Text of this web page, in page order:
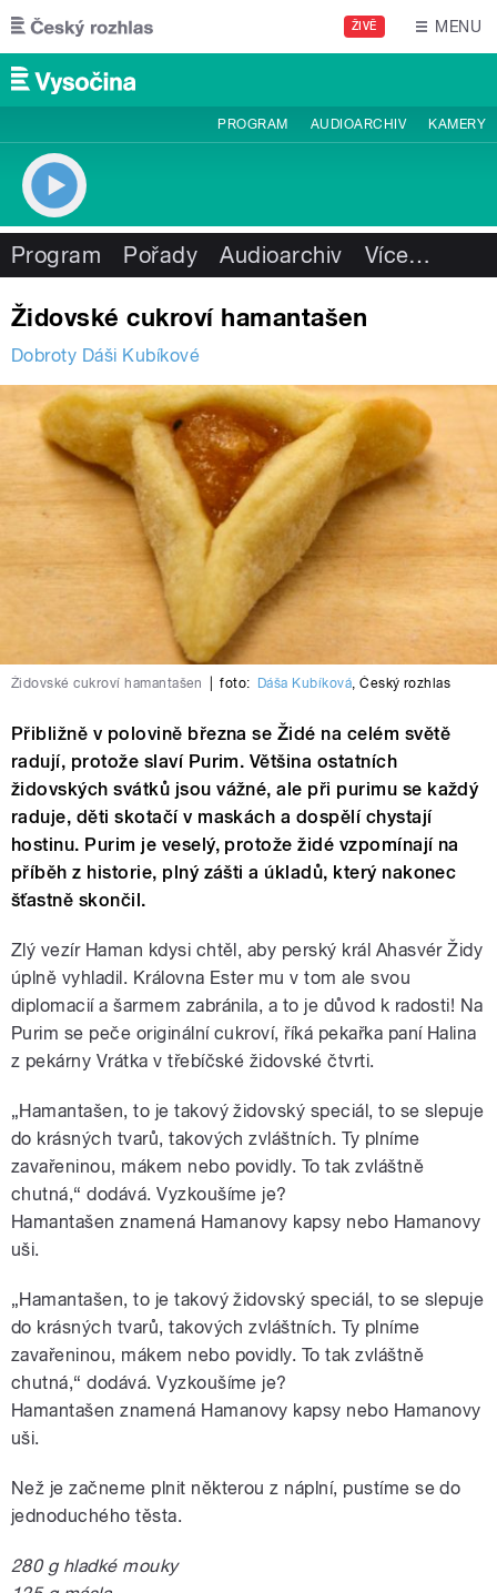
Přejít k hlavnímu obsahu
ŽIVĚ MENU
PROGRAM AUDIOARCHIV KAMERY
Program Pořady Audioarchiv Více…
Židovské cukroví hamantašen
Dobroty Dáši Kubíkové
Židovské cukroví hamantašen foto: Dáša Kubíková,Český rozhlas
Přibližně v polovině března se Židé na celém světě
radují, protože slaví Purim. Většina ostatních
židovských svátků jsou vážné, ale při purimu se každý
raduje, děti skotačí v maskách a dospělí chystají
hostinu. Purim je veselý, protože židé vzpomínají na
příběh z historie, plný zášti a úkladů, který nakonec
šťastně skončil.
Zlý vezír Haman kdysi chtěl, aby perský král Ahasvér Židy
úplně vyhladil. Královna Ester mu v tom ale svou
diplomacií a šarmem zabránila, a to je důvod k radosti! Na
Purim se peče originální cukroví, říká pekařka paní Halina
z pekárny Vrátka v třebíčské židovské čtvrti.
„Hamantašen, to je takový židovský speciál, to se slepuje
do krásných tvarů, takových zvláštních. Ty plníme
zavařeninou, mákem nebo povidly. To tak zvláštně
chutná,“ dodává. Vyzkoušíme je?
Hamantašen znamená Hamanovy kapsy nebo Hamanovy
uši.
„Hamantašen, to je takový židovský speciál, to se slepuje
do krásných tvarů, takových zvláštních. Ty plníme
zavařeninou, mákem nebo povidly. To tak zvláštně
chutná,“ dodává. Vyzkoušíme je?
Hamantašen znamená Hamanovy kapsy nebo Hamanovy
uši.
Než je začneme plnit některou z náplní, pustíme se do
jednoduchého těsta.
280 g hladké mouky